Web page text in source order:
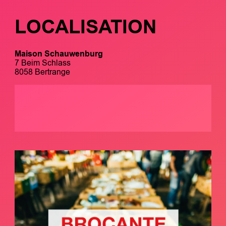
LOCALISATION
Maison Schauwenburg
7 Beim Schlass
8058 Bertrange